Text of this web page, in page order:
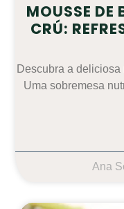
MOUSSE
CRÚ:
Descubra a
Uma sobremesa
Ana